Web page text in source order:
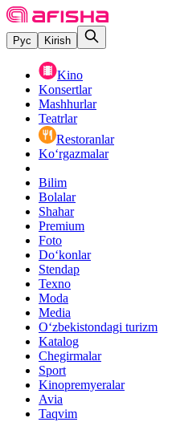
Рус Kirish
Kino
Konsertlar
Mashhurlar
Teatrlar
Restoranlar
Ko‘rgazmalar
Bilim
Bolalar
Shahar
Premium
Foto
Do‘konlar
Stendap
Texno
Moda
Media
O‘zbekistondagi turizm
Katalog
Chegirmalar
Sport
Kinopremyeralar
Avia
Taqvim